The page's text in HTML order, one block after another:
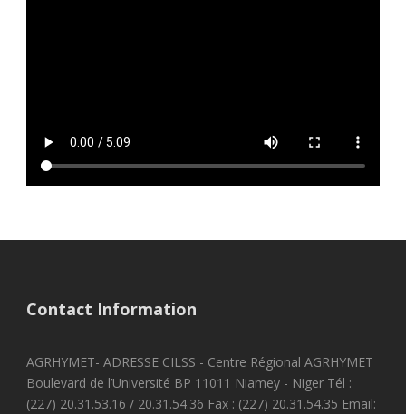
Contact Information
AGRHYMET- ADRESSE CILSS - Centre Régional AGRHYMET
Boulevard de l’Université BP 11011 Niamey - Niger Tél :
(227) 20.31.53.16 / 20.31.54.36 Fax : (227) 20.31.54.35 Email: